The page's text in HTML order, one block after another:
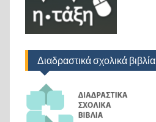
Διαδραστικά σχολικά βιβλία